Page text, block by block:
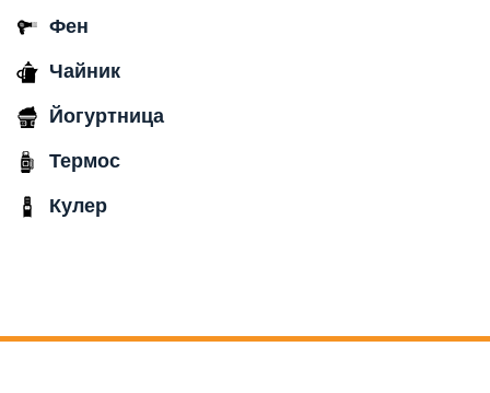
Фен
Чайник
Йогуртница
Термос
Кулер